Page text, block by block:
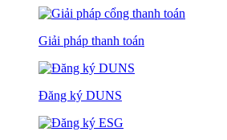
Giải pháp thanh toán
Đăng ký DUNS